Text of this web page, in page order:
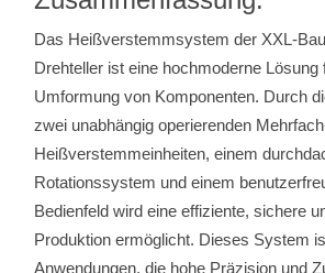
Das Heißverstemmsystem der XXL-
Drehteller ist eine hochmoderne
Umformung von Komponenten. Durch
zwei unabhängig operierenden
Heißverstemmeinheiten, einem
Rotationssystem und einem
Bedienfeld wird eine effiziente, sichere
Produktion ermöglicht. Dieses System
Anwendungen, die hohe Präzision und